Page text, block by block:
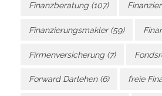
Finanzberatung(107)
Finanzierungsmakler(59)
Firmenversicherung(7)
Forward Darlehen(6) freie